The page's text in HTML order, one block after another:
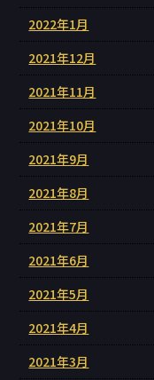
2022年1月
2021年12月
2021年11月
2021年10月
2021年9月
2021年8月
2021年7月
2021年6月
2021年5月
2021年4月
2021年3月